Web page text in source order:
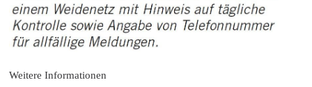
Weitere Informationen